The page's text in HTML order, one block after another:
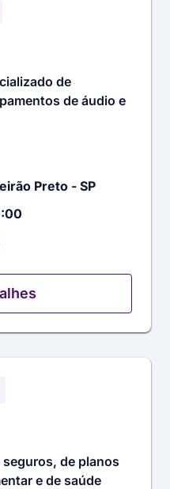
de
de áudio e
Preto - SP
de planos
e de saúde